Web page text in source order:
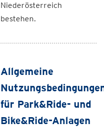
Niederösterreich
bestehen.
Allgemeine
für Park&Ride- und
Bike&Ride-Anlagen